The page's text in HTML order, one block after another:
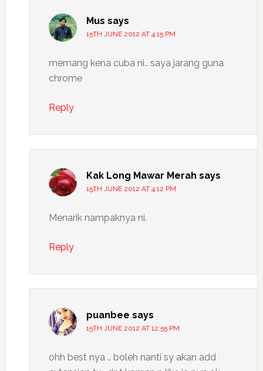
Mus says
15TH JUNE 2012 AT 4:15 PM
memang kena cuba ni.. saya jarang guna
chrome
Reply
Kak Long Mawar Merah says
15TH JUNE 2012 AT 4:12 PM
Menarik nampaknya ni.
Reply
puanbee says
15TH JUNE 2012 AT 12:55 PM
ohh best nya .. boleh nanti sy akan add